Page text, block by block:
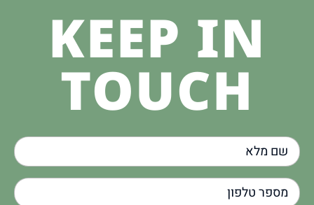
KEEP IN
TOUCH